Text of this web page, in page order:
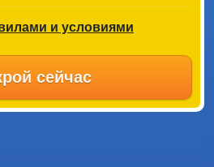
и условиями
сейчас